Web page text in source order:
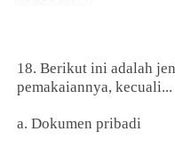
18. Berikut ini adalah
pemakaiannya, kecuali...
a. Dokumen pribadi